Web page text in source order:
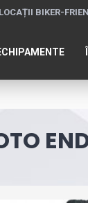
LOCAȚII BIKER-